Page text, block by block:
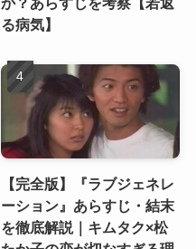
る病気】
【完全版】『ラブジェネレ
ーション』あらすじ・結末
を徹底解説｜キムタク×松